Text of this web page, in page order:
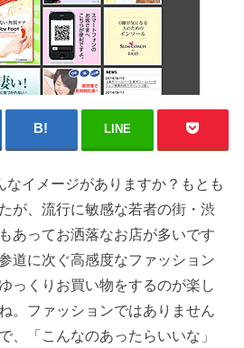
LINE
なイメージがありますか？もとも
が、流行に敏感な若者の街・渋
あってお洒落なお店が多いです
道に次ぐ高感度なファッション
っくりお買い物をするのが楽し
。ファッションではありません
、「こんなのあったらいいな」